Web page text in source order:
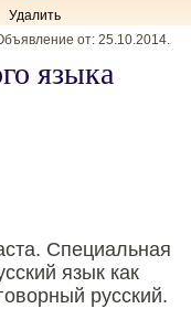
Удалить
от: 25.10.2014.
языка
Специальная
язык как
русский.